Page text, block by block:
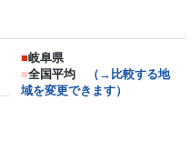
■岐阜県
■全国平均
（→比較する地
域を変更できます）